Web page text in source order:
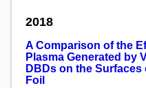
2018
A Comparison of the
Plasma Generated by
DBDs on the Surfaces
Foil